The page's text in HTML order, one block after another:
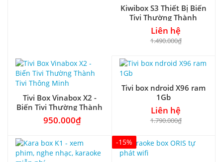
Kiwibox S3 Thiết Bị Biến
Tivi Thường Thành
Smart Tivi
Liên hệ
1.490.000₫
Tivi Box Vinabox X2 -
Biến Tivi Thường Thành
Tivi Thông Minh
950.000₫
Tivi box ndroid X96 ram
1Gb
Liên hệ
1.790.000₫
-15%